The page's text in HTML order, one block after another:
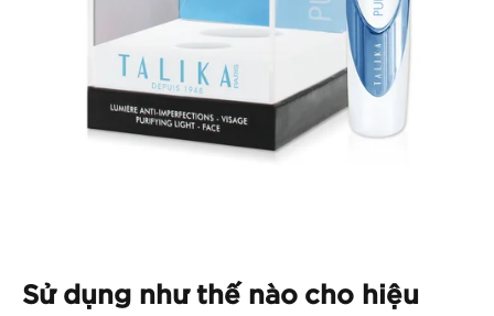
Sử dụng như thế nào cho hiệu